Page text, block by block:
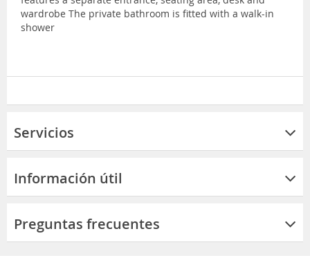
wardrobe The private bathroom is fitted with a walk-in
shower
Servicios
Información útil
Preguntas frecuentes